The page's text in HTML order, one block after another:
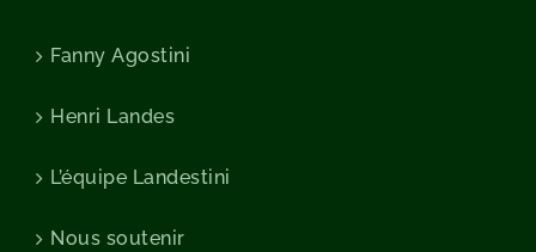
Fanny Agostini
Henri Landes
L’équipe Landestini
Nous soutenir